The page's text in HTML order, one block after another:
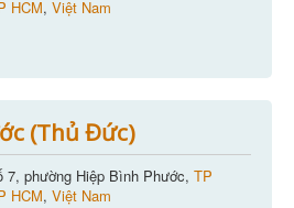
HCM, Việt Nam
(Thủ Đức)
7, phường Hiệp Bình Phước, TP
HCM, Việt Nam